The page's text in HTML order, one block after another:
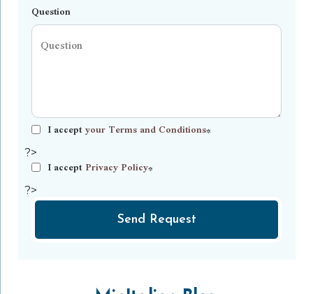
Question
I acceptyour Terms and Conditions*
?>
I accept Privacy Policy*
?>
Send Request